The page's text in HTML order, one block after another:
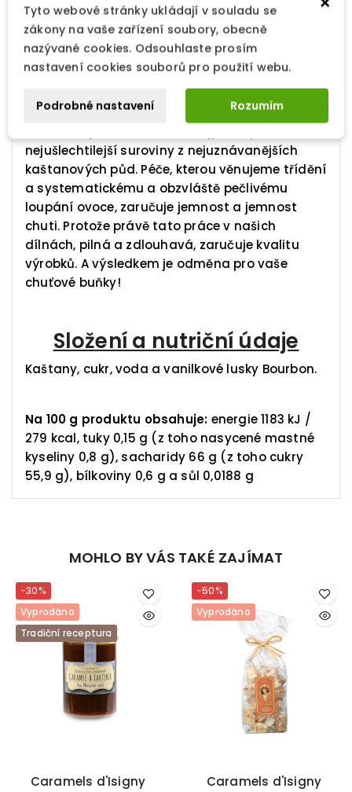
Imbert věnují zvláštní pozornost ovoci a jeho
transformaci, aby poskytly výjimečný kaštan.
Krásné ovoce, chytře dávkovaný cukr, pomalá a
pečlivá cukrovinka jsou základními
ochutnávání.
nejušlechtilejší suroviny z nejuznávanějších
kaštanových půd. Péče, kterou věnujeme třídění
a systematickému a obzvláště pečlivému
loupání ovoce, zaručuje jemnost a jemnost
chuti. Protože právě tato práce v našich
dílnách, pilná a zdlouhavá, zaručuje kvalitu
výrobků. A výsledkem je odměna pro vaše
chuťové buňky!
Složení a nutriční údaje
Kaštany, cukr, voda a vanilkové lusky Bourbon.
Na 100 g produktu obsahuje: energie 1183 kJ /
279 kcal, tuky 0,15 g (z toho nasycené mastné
kyseliny 0,8 g), sacharidy 66 g (z toho cukry
55,9 g), bílkoviny 0,6 g a sůl 0,0188 g
MOHLO BY VÁS TAKÉ ZAJÍMAT
-30%
Vyprodáno
Tradiční receptura
Caramels d'Isigny
-50%
Vyprodáno
Caramels d'Isigny
Tyto webové stránky ukládají v souladu se
zákony na vaše zařízení soubory, obecně
nazývané cookies. Odsouhlaste prosím
nastavení cookies souborů pro použití webu.
Podrobné nastavení Rozumím